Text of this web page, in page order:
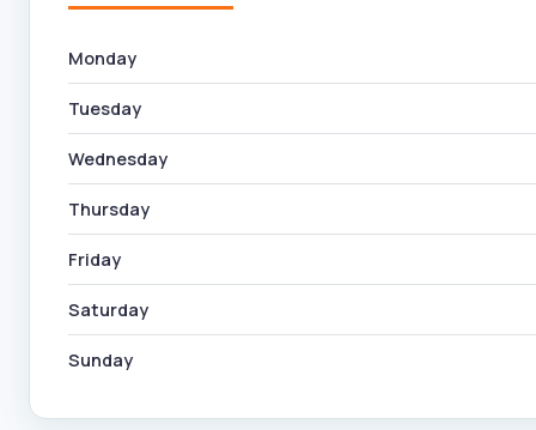
Monday
Tuesday
Wednesday
Thursday
Friday
Saturday
Sunday